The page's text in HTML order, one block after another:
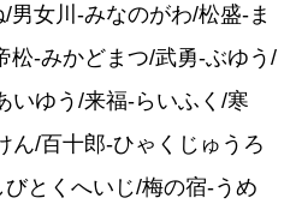
男女川-みなのがわ/松盛-ま
松-みかどまつ/武勇-ぶゆう/
いゆう/来福-らいふく/寒
ん/百十郎-ひゃくじゅうろ
とくへいじ/梅の宿-うめ